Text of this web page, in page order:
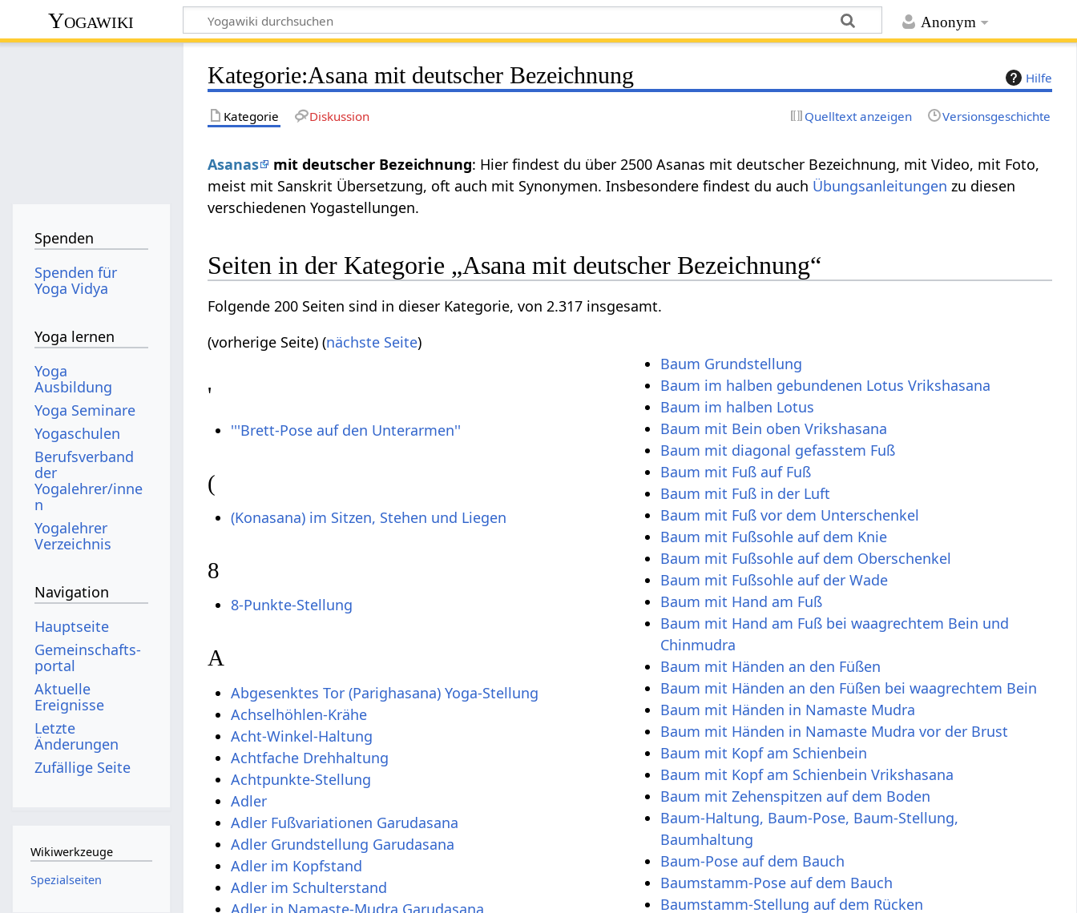
Anonym
Yogawiki
Hilfe
Kategorie:Asana mit deutscher Bezeichnung
Kategorie Diskussion Quelltext anzeigen Versionsgeschichte
Asanas mit deutscher Bezeichnung: Hier findest du über 2500 Asanas mit deutscher Bezeichnung, mit Video, mit Foto,
meist mit Sanskrit Übersetzung, oft auch mit Synonymen. Insbesondere findest du auch Übungsanleitungen zu diesen
verschiedenen Yogastellungen.
Seiten in der Kategorie „Asana mit deutscher Bezeichnung“
Folgende 200 Seiten sind in dieser Kategorie, von 2.317 insgesamt.
(vorherige Seite) (nächste Seite)
'
'''Brett-Pose auf den Unterarmen''
(
(Konasana) im Sitzen, Stehen und Liegen
8
8-Punkte-Stellung
A
Abgesenktes Tor (Parighasana) Yoga-Stellung
Achselhöhlen-Krähe
Acht-Winkel-Haltung
Achtfache Drehhaltung
Achtpunkte-Stellung
Adler
Adler Fußvariationen Garudasana
Adler Grundstellung Garudasana
Adler im Kopfstand
Adler im Schulterstand
Adler in Namaste-Mudra Garudasana
Baum Grundstellung
Baum im halben gebundenen Lotus Vrikshasana
Baum im halben Lotus
Baum mit Bein oben Vrikshasana
Baum mit diagonal gefasstem Fuß
Baum mit Fuß auf Fuß
Baum mit Fuß in der Luft
Baum mit Fuß vor dem Unterschenkel
Baum mit Fußsohle auf dem Knie
Baum mit Fußsohle auf dem Oberschenkel
Baum mit Fußsohle auf der Wade
Baum mit Hand am Fuß
Baum mit Hand am Fuß bei waagrechtem Bein und
Chinmudra
Baum mit Händen an den Füßen
Baum mit Händen an den Füßen bei waagrechtem Bein
Baum mit Händen in Namaste Mudra
Baum mit Händen in Namaste Mudra vor der Brust
Baum mit Kopf am Schienbein
Baum mit Kopf am Schienbein Vrikshasana
Baum mit Zehenspitzen auf dem Boden
Baum-Haltung, Baum-Pose, Baum-Stellung,
Baumhaltung
Baum-Pose auf dem Bauch
Baumstamm-Pose auf dem Bauch
Baumstamm-Stellung auf dem Rücken
Spenden
Spenden für
Yoga Vidya
Yoga lernen
Yoga
Ausbildung
Yoga Seminare
Yogaschulen
Berufsverband
der
Yogalehrer/inne
n
Yogalehrer
Verzeichnis
Navigation
Hauptseite
Gemeinschafts­
portal
Aktuelle
Ereignisse
Letzte
Änderungen
Zufällige Seite
Wikiwerkzeuge
Spezialseiten